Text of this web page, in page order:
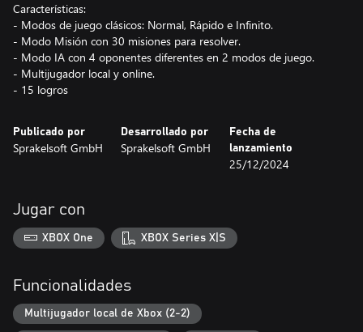
Características:
- Modos de juego clásicos: Normal, Rápido e Infinito.
- Modo Misión con 30 misiones para resolver.
- Modo IA con 4 oponentes diferentes en 2 modos de juego.
- Multijugador local y online.
- 15 logros
Publicado por
Sprakelsoft GmbH
Desarrollado por
Sprakelsoft GmbH
Fecha de
lanzamiento
25/12/2024
Jugar con
XBOX One XBOX Series X|S
Funcionalidades
Multijugador local de Xbox (2-2)